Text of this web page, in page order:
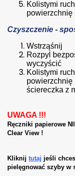
Kolistymi
powierzchnię
Czyszczenie -
Wstrząśnij
Rozpyl
wyczyścić
Kolistymi
powierzchnię
ściereczka z
UWAGA !!!
Ręczniki papierowe
Clear View !
Kliknij tutaj jeśli
pielęgnować szyby w